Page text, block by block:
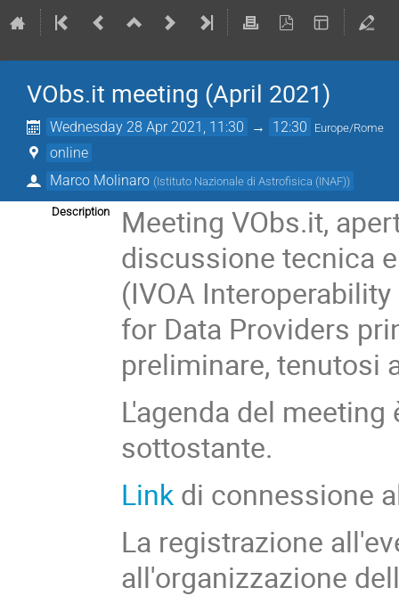
VObs.it meeting (April 2021)
Wednesday 28 Apr 2021, 11:30 → 12:30 Europe/Rome
online
Marco Molinaro (Istituto Nazionale di Astrofisica (INAF))
Description
Meeting VObs.it,
discussione tecnica
(IVOA Interoperability
for Data Providers
preliminare, tenutosi
L'agenda del
sottostante.
Link di connessione
La registrazione
all'organizzazione